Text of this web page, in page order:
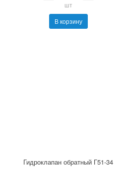
шт
В корзину
Гидроклапан обратный Г51-34